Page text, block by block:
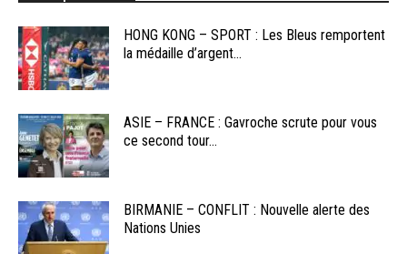
HONG KONG – SPORT : Les Bleus remportent
la médaille d’argent...
ASIE – FRANCE : Gavroche scrute pour vous
ce second tour...
BIRMANIE – CONFLIT : Nouvelle alerte des
Nations Unies